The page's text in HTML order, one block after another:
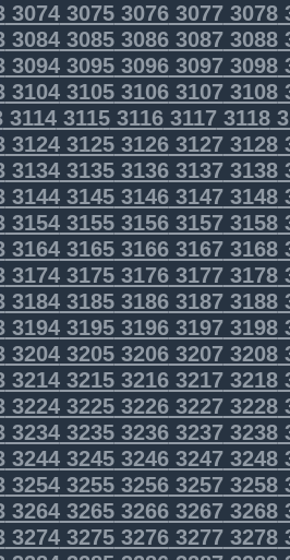
30743075307630773078
30843085308630873088
30943095309630973098
31043105310631073108
31143115311631173118
31243125312631273128
31343135313631373138
31443145314631473148
31543155315631573158
31643165316631673168
31743175317631773178
31843185318631873188
31943195319631973198
32043205320632073208
32143215321632173218
32243225322632273228
32343235323632373238
32443245324632473248
32543255325632573258
32643265326632673268
32743275327632773278